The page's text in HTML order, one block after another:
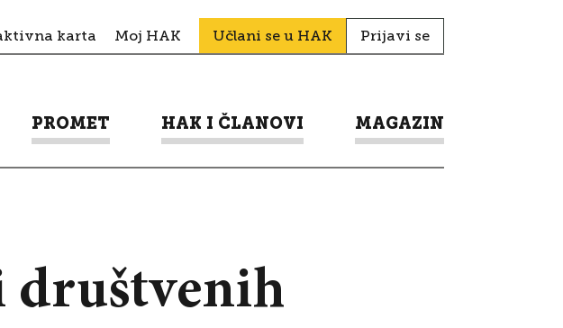
karta Moj HAK Učlani se u HAK Prijavi se
PROMET HAK I ČLANOVI MAGAZIN
društvenih